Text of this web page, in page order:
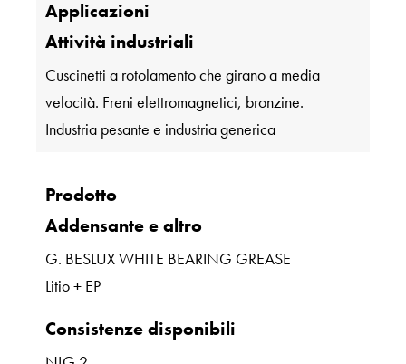
Applicazioni
Attività industriali
Cuscinetti a rotolamento che girano a media
velocità. Freni elettromagnetici, bronzine.
Industria pesante e industria generica
Prodotto
Addensante e altro
G. BESLUX WHITE BEARING GREASE
Litio + EP
Consistenze disponibili